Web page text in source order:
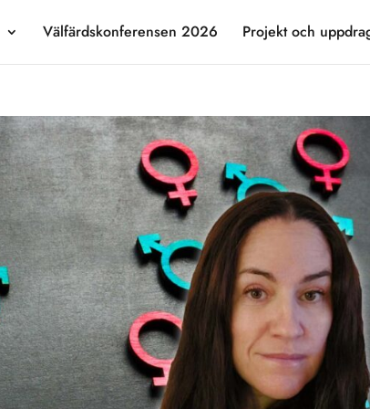
Välfärdskonferensen 2026 Projekt och